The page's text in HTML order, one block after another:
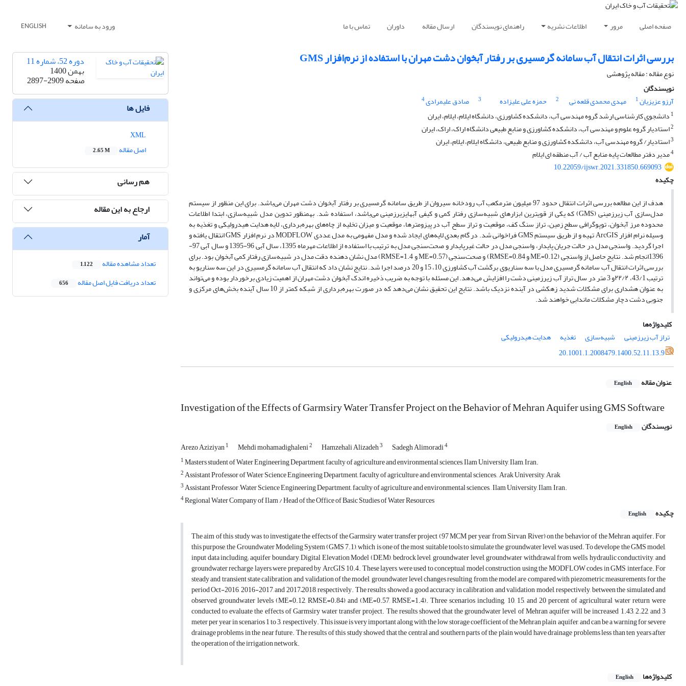
صفحه اصلی مرور اطلاعات نشریه راهنمای نویسندگان ارسال مقاله داوران تماس با ما ورود به سامانه ENGLISH
بررسی اثرات انتقال آب سامانه گرمسیری بر رفتار آبخوان دشت مهران با استفاده از نرم‌افزار GMS
نوع مقاله : مقاله پژوهشی
نویسندگان
آرزو عزیزیان1 مهدی محمدی قلعه نی 2 حمزه علی علیزاده 3 صادق علیمرادی4
1 دانشجوی کارشناسی ارشد گروه مهندسی آب، دانشکده کشاورزی، دانشگاه ایلام، ایلام، ایران
2استادیار گروه علوم و مهندسی آب، دانشکده کشاورزی و منابع طبیعی دانشگاه اراک، اراک، ایران
3استادیار/ گروه مهندسی آب، دانشکده کشاورزی و منابع طبیعی، دانشگاه ایلام، ایلام، ایران
4مدیر دفتر مطالعات پایه منابع آب / آب منطقه ای ایلام
10.22059/ijswr.2021.331850.669093
چکیده
هدف از این مطالعه بررسی اثرات انتقال حدود 97 میلیون مترمکعب آب رودخانه سیروان از طریق سامانه گرمسیری بر رفتار آبخوان دشت مهران می‌باشد. برای این منظور از سیستم
مدل‌سازی آب زیرزمینی (GMS) که یکی از قویترین ابزارهای شبیه‌سازی رفتار کمی و کیفی آب­های­زیرزمینی می‌باشد، استفاده شد. به­منظور تدوین مدل شبیه‌سازی، ابتدا اطلاعات
محدوده مرز آبخوان، توپوگرافی سطح زمین، تراز سنگ کف، موقعیت و تراز سطح آب در پیزومترها، موقعیت و میزان تخلیه از چاه‌های بهره‌برداری، لایه هدایت هیدرولیکی و تغذیه به
وسیله نرام افزار ArcGIS تهیه و از طریق سیستم GMS فراخوانی شد. در گام بعدی لایه‌های ایجاد شده و مدل مفهومی به مدل عددی MODFLOW در نرم افزار GMS انتقال یافته و
اجرا گردید. واسنجی مدل در حالت جریان پایدار، واسنجی مدل در حالت غیرپایدار و صحت‌سنجی مدل به ترتیب با استفاده از اطلاعات مهرماه 1395، سال آبی 96-1395 و سال آبی 97-
1396انجام شد. نتایج حاصل از واسنجی (ME=0.12 و RMSE=0.84) و صحت‌سنجی (ME=0.57 و RMSE=1.4) مدل نشان دهنده دقت مدل در شبیه‌سازی رفتار کمی آبخوان بود. برای
بررسی اثرات انتقال آب سامانه گرمسیری مدل با سه سناریوی برگشت آب کشاورزی 10، 15 و 20 درصد اجرا شد. نتایج نشان داد که انتقال آب سامانه گرمسیری در این سه سناریو به
ترتیب 43/1، ۲۲/۲و 3 متر در سال تراز آب زیرزمینی دشت را افزایش می‌دهد. این مسئله با توجه به ضریب ذخیره اندک آبخوان دشت مهران از اهمیت زیادی برخوردار بوده و می‌تواند
به عنوان هشداری برای مشکلات شدید زهکشی در آینده نزدیک باشد. نتایج این تحقیق نشان می‌دهد که در صورت بهره‌برداری از شبکه کمتر از 10 سال آینده بخش‌های مرکزی و
جنوبی دشت دچار مشکلات ماندابی خواهند شد.
کلیدواژه‌ها
تراز آب زیرزمینی
شبیه‌سازی تغذیه
هدایت هیدرولیکی
20.1001.1.2008479.1400.52.11.13.9
عنوان مقاله English
Investigation of the Effects of Garmsiry Water Transfer Project on the Behavior of Mehran Aquifer using GMS Software
نویسندگان English
Arezo Aziziyan1 Mehdi mohamadighaleni2 Hamzehali Alizadeh3 Sadegh Alimoradi4
1Masters student of Water Engineering Department, faculty of agriculture and environmental sciences, Ilam University, Ilam, Iran.
2Assistant Professor of Water Science Engineering Department,, faculty of agriculture and environmental sciences, , Arak University, Arak
3Assistant Professor ,Water Science Engineering Department,, faculty of agriculture and environmental sciences, , Ilam University, Ilam, Iran.
4Regional Water Company of Ilam / Head of the Office of Basic Studies of Water Resources
چکیده
English
The aim of this study was to investigate the effects of the Garmsiry water transfer project (97 MCM per year from Sirvan River) on the behavior of the Mehran aquifer. For
this purpose, the Groundwater Modeling System (GMS 7.1), which is one of the most suitable tools to simulate the groundwater level, was used. To develope the GMS model,
input data including; aquifer boundary, Digital Elevation Model (DEM), bedrock level, groundwater level, groundwater withdrawal from wells, hydraulic conductivity, and
groundwater recharge layers were prepared by ArcGIS 10.4. These layers were used to conceptual model construction using the MODFLOW codes in GMS interface. For
steady and transient state calibration, and validation of the model, groundwater level changes resulting from the model are compared with piezometric measurements for the
period Oct-2016, 2016-2017, and 2017–2018, respectively. The results showed a good accuracy in calibration and validation model, respectively, between the simulated and
observed groundwater levels (ME=0.12, RMSE=0.84) and (ME=0.57, RMSE=1.4). Three scenarios including, 10, 15, and 20 percent of agricultural water return were
conducted to evaluate the effects of Garmsiry water transfer project. The results showed that the groundwater level of Mehran aquifer will be increased 1.43, 2.22, and 3
meter per year in scenarios 1 to 3, respectively. This issue is very important along with the low storage coefficient of the Mehran plain aquifer, and can be a warning for severe
drainage problems in the near future. The results of this study showed that the central and southern parts of the plain would have drainage problems less than ten years after
the operation of the irrigation network.
کلیدواژه‌ها English
دوره 52، شماره 11
بهمن 1400
صفحه2897-2909
فایل ها
اصل مقاله
2.65 M
هم رسانی
ارجاع به این مقاله
آمار
تعداد مشاهده مقاله 1,122
تعداد دریافت فایل اصل مقاله 656